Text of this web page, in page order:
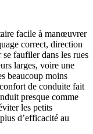
facile à manœuvrer
correct, direction
faufiler dans les rues
larges, voire une
beaucoup moins
de conduite fait
presque comme
les petits
d’efficacité au